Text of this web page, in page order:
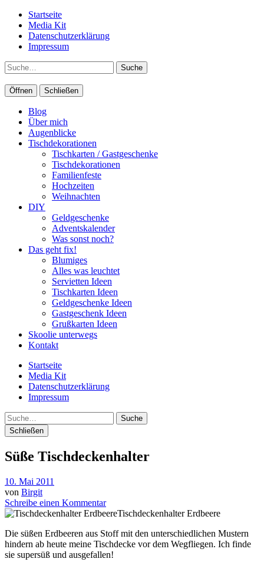
Startseite
Media Kit
Datenschutzerklärung
Impressum
Suche
Öffnen Schließen
Blog
Über mich
Augenblicke
Tischdekorationen
Tischkarten / Gastgeschenke
Tischdekorationen
Familienfeste
Hochzeiten
Weihnachten
DIY
Geldgeschenke
Adventskalender
Was sonst noch?
Das geht fix!
Blumiges
Alles was leuchtet
Servietten Ideen
Tischkarten Ideen
Geldgeschenke Ideen
Gastgeschenk Ideen
Grußkarten Ideen
Skoolie unterwegs
Kontakt
Startseite
Media Kit
Datenschutzerklärung
Impressum
Suche
Schließen
Süße Tischdeckenhalter
10. Mai 2011
von Birgit
Schreibe einen Kommentar
Tischdeckenhalter Erdbeere
Die süßen Erdbeeren aus Stoff mit den unterschiedlichen Mustern
hindern ab heute meine Tischdecke vor dem Wegfliegen. Ich finde
sie supersüß und ausgefallen!